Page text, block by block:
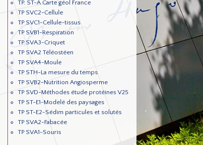
TP. ST-A Carte géol France
TP SVC2-Cellule
TP SVC1-Cellule-tissus
TP SVB1-Respiration
TP SVA3-Criquet
TP SVA2 Téléostéen
TP SVA4-Moule
TP STH-La mesure du temps
TP SVB2-Nutrition Angiosperme
TP SVD-Méthodes étude protéines V25
TP ST-E1-Modelé des paysages
TP ST-E2-Sédim particules et solutés
TP SVA2-Fabacée
TP SVA1-Souris